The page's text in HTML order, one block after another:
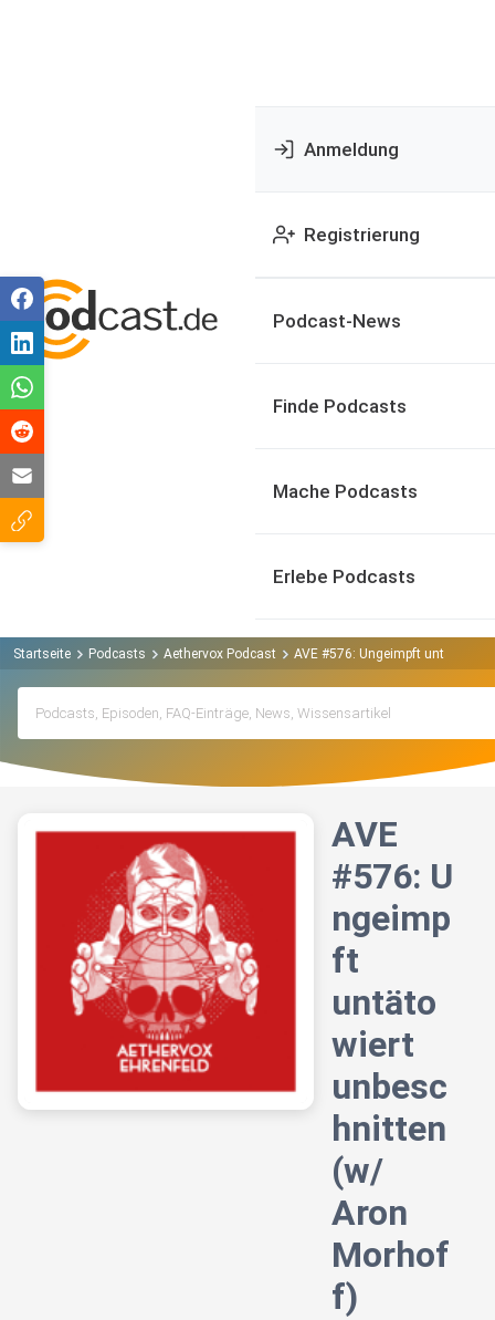
Anmeldung
Registrierung
Podcast-News
Finde Podcasts
Mache Podcasts
Erlebe Podcasts
Startseite Podcasts Aethervox Podcast AVE #576: Ungeimpft
AVE
#576: U
ngeimp
ft
untäto
wiert
unbesc
hnitten
(w/
Aron
Morhof
f)